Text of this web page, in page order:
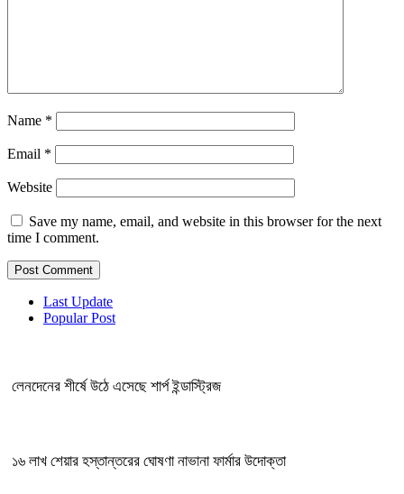
Name *
Email *
Website
Save my name, email, and website in this browser for the next
time I comment.
Last Update
Popular Post
লেনদেনের শীর্ষে উঠে এসেছে শার্প ইন্ডাস্ট্রিজ
১৬ লাখ শেয়ার হস্তান্তরের ঘোষণা নাভানা ফার্মার উদোক্তা